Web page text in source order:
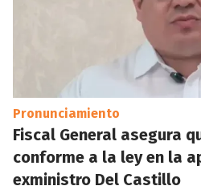
Pronunciamiento
Fiscal General asegura
conforme a la ley en la
exministro Del Castillo